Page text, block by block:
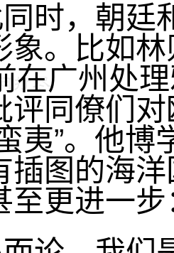
，朝廷
象。比如
在广州处
评同僚们
夷”。他
插图的海
至更进一步